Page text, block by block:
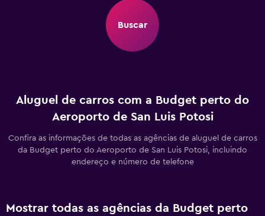
Buscar
Aluguel de carros com a Budget perto do
Aeroporto de San Luis Potosi
Confira as informações de todas as agências de aluguel de carros
da Budget perto do Aeroporto de San Luis Potosi, incluindo
endereço e número de telefone
Mostrar todas as agências da Budget perto